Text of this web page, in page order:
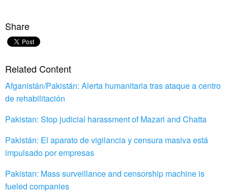
Share
Related Content
Afganistán/Pakistán: Alerta humanitaria tras ataque a centro
de rehabilitación
Pakistan: Stop judicial harassment of Mazari and Chatta
Pakistán: El aparato de vigilancia y censura masiva está
impulsado por empresas
Pakistan: Mass surveillance and censorship machine is
fueled companies